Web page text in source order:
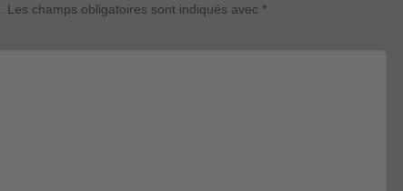
Les champs obligatoires sont indiqués avec *